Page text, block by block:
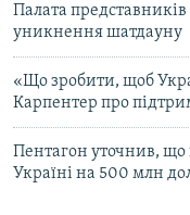
Палата
уникнення шатдауну
«Що зробити, щоб
Карпентер про
Пентагон уточнив, що
Україні на 500 млн